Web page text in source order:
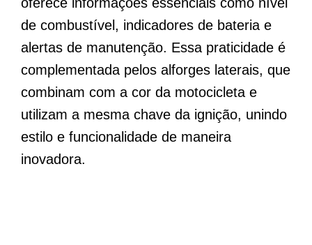
oferece informações essenciais como nível
de combustível, indicadores de bateria e
alertas de manutenção. Essa praticidade é
complementada pelos alforges laterais, que
combinam com a cor da motocicleta e
utilizam a mesma chave da ignição, unindo
estilo e funcionalidade de maneira
inovadora.